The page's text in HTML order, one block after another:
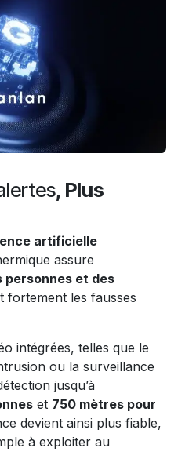
, Plus
artificielle
assure
et des
fortement les fausses
intégrées, telles que le
ou la surveillance
jusqu’à
et 750 mètres pour
devient ainsi plus fiable,
à exploiter au